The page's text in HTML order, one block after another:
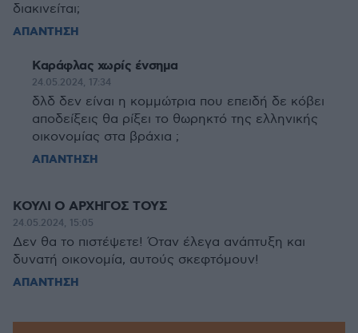
διακινείται;
ΑΠΑΝΤΗΣΗ
Καράφλας χωρίς ένσημα
24.05.2024, 17:34
δλδ δεν είναι η κομμώτρια που επειδή δε κόβει
αποδείξεις θα ρίξει το θωρηκτό της ελληνικής
οικονομίας στα βράχια ;
ΑΠΑΝΤΗΣΗ
ΚΟΥΛΙ Ο ΑΡΧΗΓΟΣ ΤΟΥΣ
24.05.2024, 15:05
Δεν θα το πιστέψετε! Όταν έλεγα ανάπτυξη και
δυνατή οικονομία, αυτούς σκεφτόμουν!
ΑΠΑΝΤΗΣΗ